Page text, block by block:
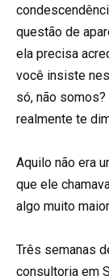
questão de
ela precisa
você insiste
só, não
realmente te
Aquilo não era
que ele
algo muito
Três semanas
consultoria em